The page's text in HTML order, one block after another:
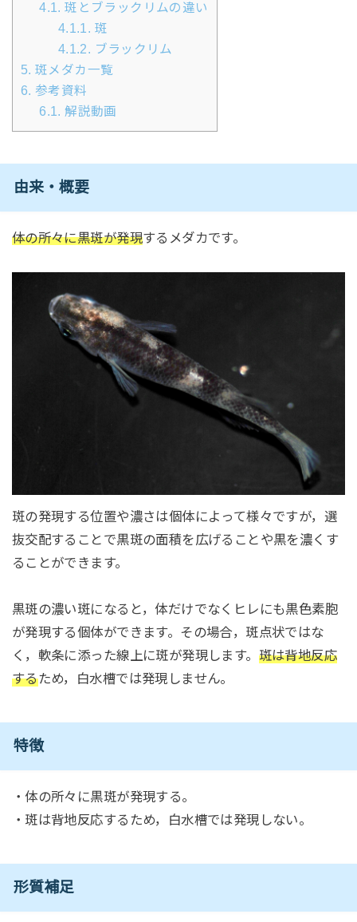
4.1. 斑とブラックリムの違い
4.1.1. 斑
4.1.2. ブラックリム
5. 斑メダカ一覧
6. 参考資料
6.1. 解説動画
由来・概要
体の所々に黒斑が発現するメダカです。
斑の発現する位置や濃さは個体によって様々ですが，選
抜交配することで黒斑の面積を広げることや黒を濃くす
ることができます。
黒斑の濃い斑になると，体だけでなくヒレにも黒色素胞
が発現する個体ができます。その場合，斑点状ではな
く，軟条に添った線上に斑が発現します。 斑は背地反応
するため，白水槽では発現しません。
特徴
・体の所々に黒斑が発現する。
・斑は背地反応するため，白水槽では発現しない。
形質補足